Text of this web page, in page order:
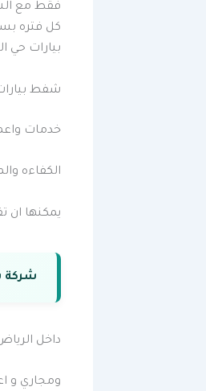
فقط مع
كل فتره
بيارات حي
شفط
خدمات
الكفاءه
يمكنها ان
شركة
داخل
ومجاري و